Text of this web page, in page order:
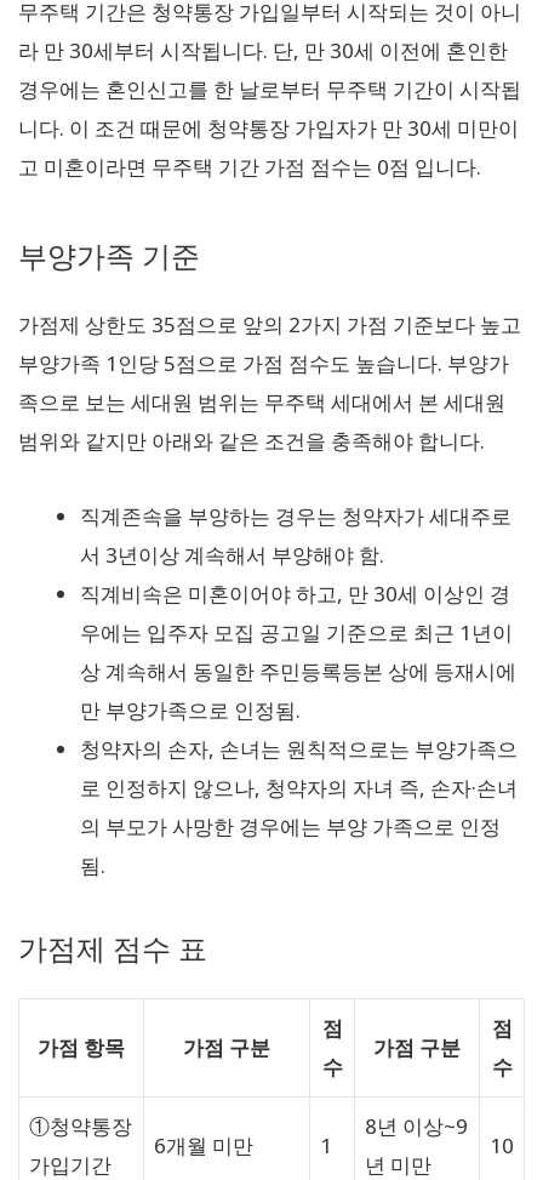
무주택 기간은 청약통장 가입일부터 시작되는 것이 아니
라 만 30세부터 시작됩니다. 단, 만 30세 이전에 혼인한
경우에는 혼인신고를 한 날로부터 무주택 기간이 시작됩
니다. 이 조건 때문에 청약통장 가입자가 만 30세 미만이
고 미혼이라면 무주택 기간 가점 점수는 0점 입니다.
부양가족 기준
가점제 상한도 35점으로 앞의 2가지 가점 기준보다 높고
부양가족 1인당 5점으로 가점 점수도 높습니다. 부양가
족으로 보는 세대원 범위는 무주택 세대에서 본 세대원
범위와 같지만 아래와 같은 조건을 충족해야 합니다.
직계존속을 부양하는 경우는 청약자가 세대주로
서 3년이상 계속해서 부양해야 함.
직계비속은 미혼이어야 하고, 만 30세 이상인 경
우에는 입주자 모집 공고일 기준으로 최근 1년이
상 계속해서 동일한 주민등록등본 상에 등재시에
만 부양가족으로 인정됨.
청약자의 손자, 손녀는 원칙적으로는 부양가족으
로 인정하지 않으나, 청약자의 자녀 즉, 손자·손녀
의 부모가 사망한 경우에는 부양 가족으로 인정
됨.
가점제 점수 표
가점 항목 가점 구분
점
수
가점 구분
점
수
①청약통장
가입기간
6개월 미만 1
8년 이상~9
년 미만
10